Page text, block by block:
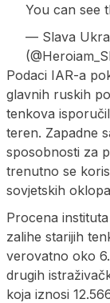
You can see
— Slava
Podaci IAR-a
glavnih ruskih
tenkova
teren. Zapadne
sposobnosti za
trenutno se
sovjetskih
Procena
zalihe starijih
verovatno oko
drugih
koja iznosi